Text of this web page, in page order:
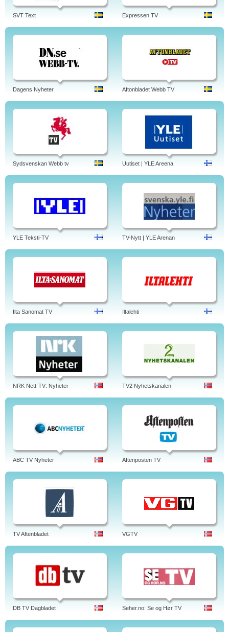
SVT Text Expressen TV
Dagens Nyheter Aftonbladet Webb TV
Sydsvenskan Webb tv Uutiset | YLE Areena
YLE Teksti-TV TV-Nytt | YLE Arenan
Ilta Sanomat TV Iltalehti
NRK Nett-TV: Nyheter TV2 Nyhetskanalen
ABC TV Nyheter Aftenposten TV
TV Aftenbladet VGTV
DB TV Dagbladet Seher.no: Se og Hør TV